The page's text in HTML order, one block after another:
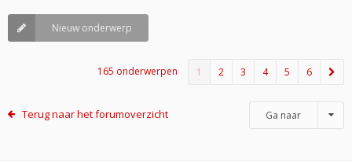
Nieuw onderwerp
165 onderwerpen 1 2 3 4 5 6
Terug naar het forumoverzicht Ga naar